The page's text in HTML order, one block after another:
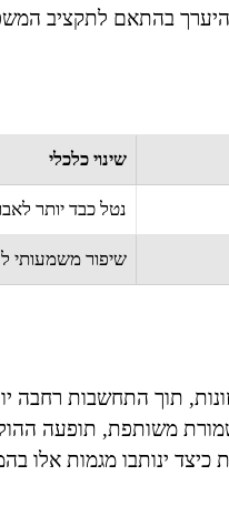
בהתאם לתקציב
שינוי כלכלי
נטל כבד יותר
שיפור משמעותי
תוך התחשבות
משותפת, תופעה
ינותבו מגמות אלו